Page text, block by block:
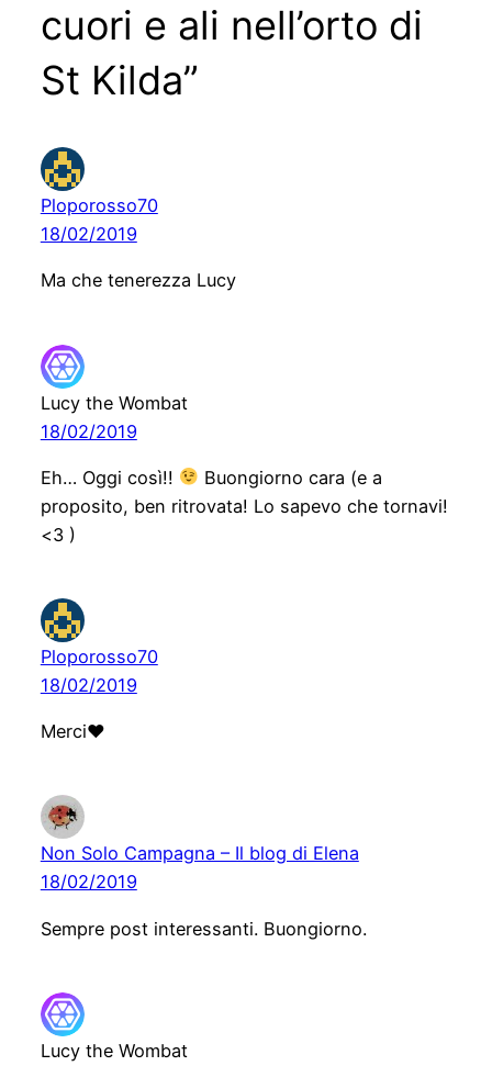
cuori e ali nell’orto di
St Kilda”
Ploporosso70
18/02/2019
Ma che tenerezza Lucy
Lucy the Wombat
18/02/2019
Eh… Oggi così!!
Buongiorno cara (e a
proposito, ben ritrovata! Lo sapevo che tornavi!
<3 )
Ploporosso70
18/02/2019
Merci♥️
Non Solo Campagna – Il blog di Elena
18/02/2019
Sempre post interessanti. Buongiorno.
Lucy the Wombat